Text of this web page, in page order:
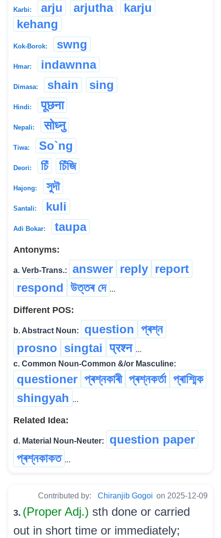
Karbi: arju arjutha
karju
kehang
Kok-Borok: swng
Hmar: indawnna
Dimasa: shain sing
Hindi: पूछना
Nepali: सोध्नु
Tiwa: So`ng
Deori: চিঁ চিঁজি
Hajong: সুদৗ
Santali: kuli
Adi Bokar: taupa
Antonyms:
a. Verb-Trans.: answer reply report
respond উত্তৰ দে ...
Different POS:
b. Abstract Noun: question প্ৰশ্ন
prosno singtai प्रश्न ...
c. Common Noun-Common &/or Masculine:
questioner প্ৰশ্নকাৰী প্ৰশ্নকৰ্তা প্ৰাশ্মিক
shingyah ...
Related Idea:
d. Material Noun-Neuter:
question paper
প্ৰশ্নকাকত ...
Contributed by: Chiranjib Gogoi on 2025-12-09
3. (Proper Adj.) sth done or carried
out in short time or immediately;